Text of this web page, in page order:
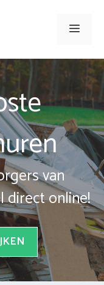
Menu
van
direct online!